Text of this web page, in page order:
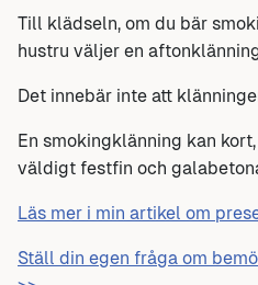
Till klädseln, om du bär
hustru väljer en
Det innebär inte att
En smokingklänning kan
väldigt festfin och
Läs mer i min artikel om
Ställ din egen fråga om